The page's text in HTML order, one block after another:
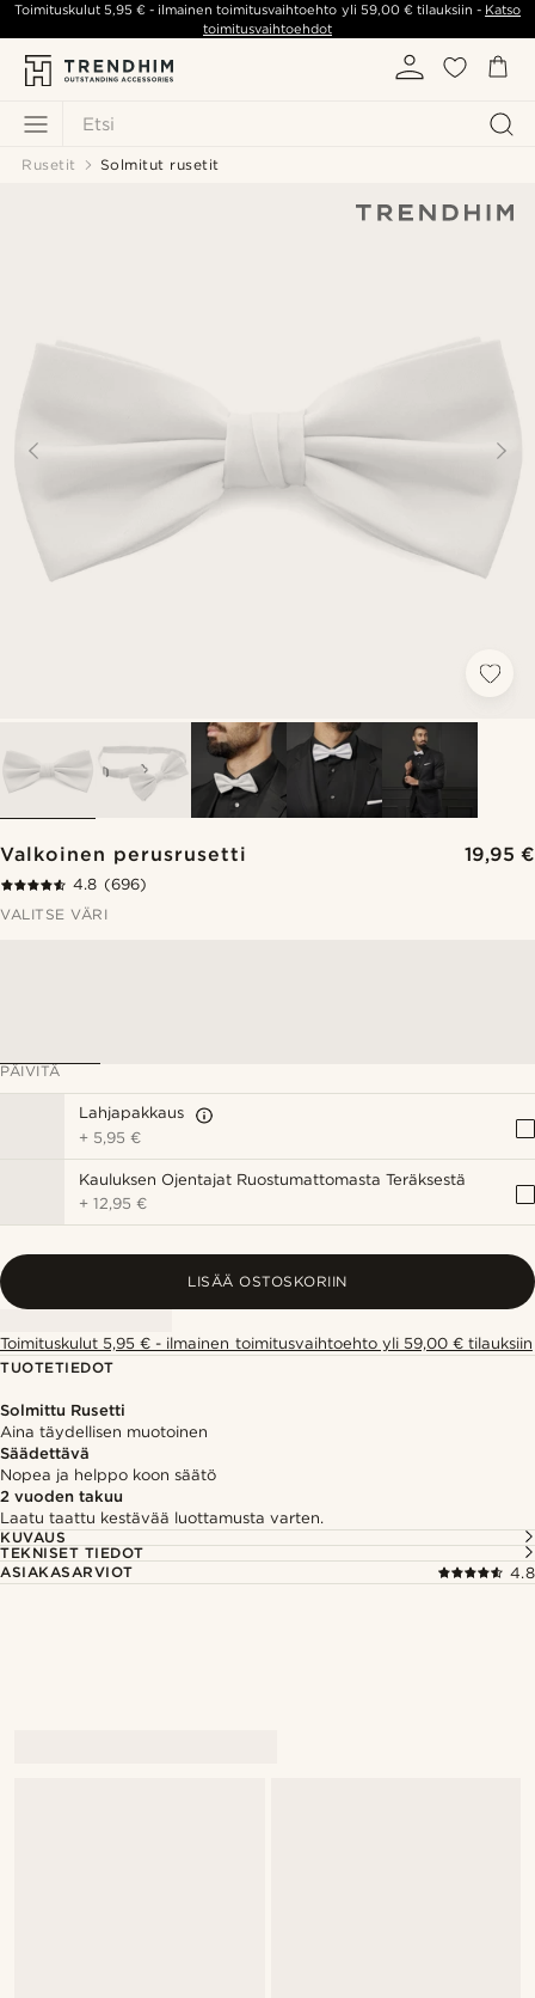
Etsi
Toimituskulut5,95 € - ilmainen toimitusvaihtoehto yli 59,00 €tilauksiin - Katso
toimitusvaihtoehdot
Rusetit Solmitut rusetit
Valkoinen perusrusetti 19,95 €
4.8 (696)
VALITSE VÄRI
PÄIVITÄ
Lahjapakkaus
+ 5,95 €
Kauluksen Ojentajat Ruostumattomasta Teräksestä
+12,95 €
LISÄÄ OSTOSKORIIN
Toimituskulut 5,95 € - ilmainen toimitusvaihtoehto yli 59,00 € tilauksiin
TUOTETIEDOT
Solmittu Rusetti
Aina täydellisen muotoinen
Säädettävä
Nopea ja helppo koon säätö
2 vuoden takuu
Laatu taattu kestävää luottamusta varten.
KUVAUS
TEKNISET TIEDOT
ASIAKASARVIOT
4.8